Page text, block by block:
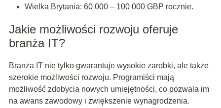
Wielka Brytania: 60 000 – 100 000 GBP rocznie.
Jakie możliwości rozwoju oferuje
branża IT?
Branża IT nie tylko gwarantuje wysokie zarobki, ale także
szerokie możliwości rozwoju. Programiści mają
możliwość zdobycia nowych umiejętności, co pozwala im
na awans zawodowy i zwiększenie wynagrodzenia.